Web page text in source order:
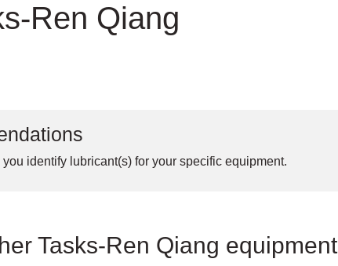
Ren Qiang
identify lubricant(s) for your specific equipment.
Tasks-Ren Qiang equipment